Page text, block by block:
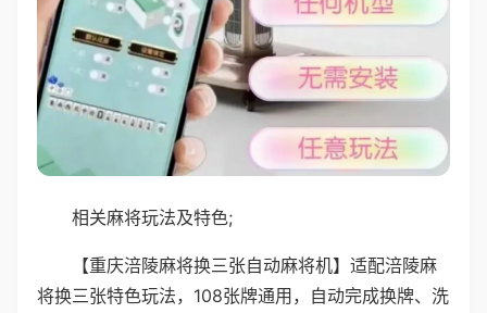
相关麻将玩法及特色;
【重庆涪陵麻将换三张自动麻将机】适配涪陵麻
将换三张特色玩法，108张牌通用，自动完成换牌、洗